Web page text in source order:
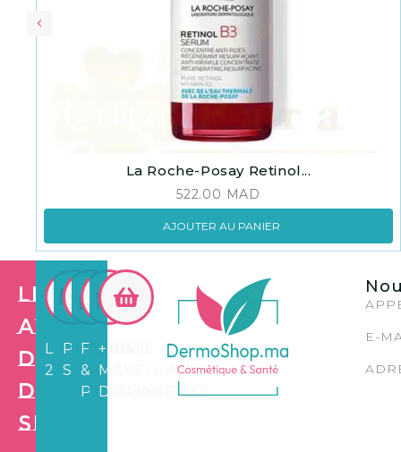
La Roche-Posay Retinol...
522.00 MAD
AJOUTER AU PANIER
Les
avantages
de
Dermo
Shop
LIVRAISON
24/72H
PAIEMENT
SÉCURISÉ
FIDÉLITÉ
&
PARRAINAGE
+3.500
MARCHANDS
DISPONIBLES
E-